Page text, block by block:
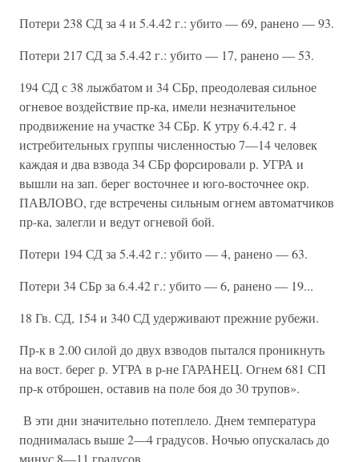
Потери 238 СД за 4 и 5.4.42 г.: убито — 69, ранено — 93.
Потери 217 СД за 5.4.42 г.: убито — 17, ранено — 53.
194 СД с 38 лыжбатом и 34 СБр, преодолевая сильное
огневое воздействие пр-ка, имели незначительное
продвижение на участке 34 СБр. К утру 6.4.42 г. 4
истребительных группы численностью 7—14 человек
каждая и два взвода 34 СБр форсировали р. УГРА и
вышли на зап. берег восточнее и юго-восточнее окр.
ПАВЛОВО, где встречены сильным огнем автоматчиков
пр-ка, залегли и ведут огневой бой.
Потери 194 СД за 5.4.42 г.: убито — 4, ранено — 63.
Потери 34 СБр за 6.4.42 г.: убито — 6, ранено — 19...
18 Гв. СД, 154 и 340 СД удерживают прежние рубежи.
Пр-к в 2.00 силой до двух взводов пытался проникнуть
на вост. берег р. УГРА в р-не ГАРАНЕЦ. Огнем 681 СП
пр-к отброшен, оставив на поле боя до 30 трупов».
В эти дни значительно потеплело. Днем температура
поднималась выше 2—4 градусов. Ночью опускалась до
минус 8—11 градусов.